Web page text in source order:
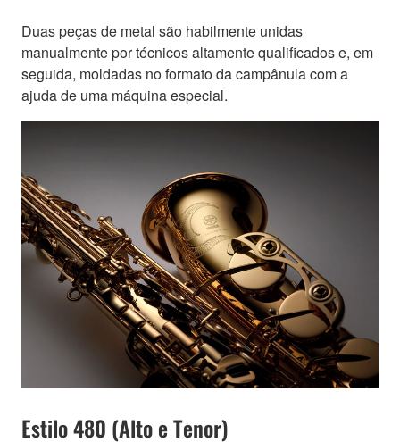
Duas peças de metal são habilmente unidas
manualmente por técnicos altamente qualificados e, em
seguida, moldadas no formato da campânula com a
ajuda de uma máquina especial.
Estilo 480 (Alto e Tenor)